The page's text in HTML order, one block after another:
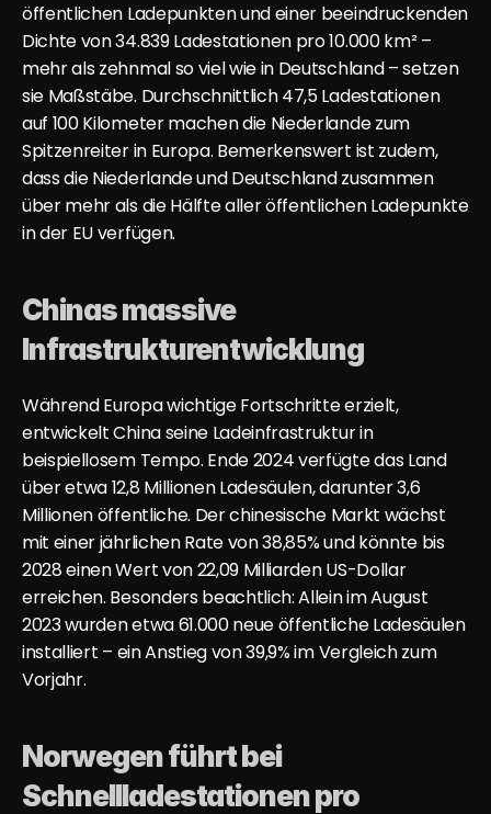
öffentlichen Ladepunkten und einer beeindruckenden
Dichte von 34.839 Ladestationen pro 10.000 km² –
mehr als zehnmal so viel wie in Deutschland – setzen
sie Maßstäbe. Durchschnittlich 47,5 Ladestationen
auf 100 Kilometer machen die Niederlande zum
Spitzenreiter in Europa. Bemerkenswert ist zudem,
dass die Niederlande und Deutschland zusammen
über mehr als die Hälfte aller öffentlichen Ladepunkte
in der EU verfügen.
Chinas massive
Infrastrukturentwicklung
Während Europa wichtige Fortschritte erzielt,
entwickelt China seine Ladeinfrastruktur in
beispiellosem Tempo. Ende 2024 verfügte das Land
über etwa 12,8 Millionen Ladesäulen, darunter 3,6
Millionen öffentliche. Der chinesische Markt wächst
mit einer jährlichen Rate von 38,85% und könnte bis
2028 einen Wert von 22,09 Milliarden US-Dollar
erreichen. Besonders beachtlich: Allein im August
2023 wurden etwa 61.000 neue öffentliche Ladesäulen
installiert – ein Anstieg von 39,9% im Vergleich zum
Vorjahr.
Norwegen führt bei
Schnellladestationen pro